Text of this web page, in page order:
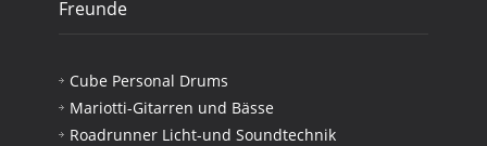
Freunde
Cube Personal Drums
Mariotti-Gitarren und Bässe
Roadrunner Licht-und Soundtechnik